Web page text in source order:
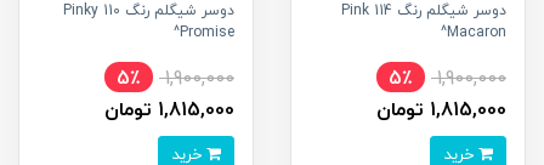
دوسر شیگلم رنگ 114 Pink
Macaron^
1,900,000
5٪
1,815,000 تومان
دوسر شیگلم رنگ 110 Pinky
Promise^
1,900,000
5٪
1,815,000 تومان